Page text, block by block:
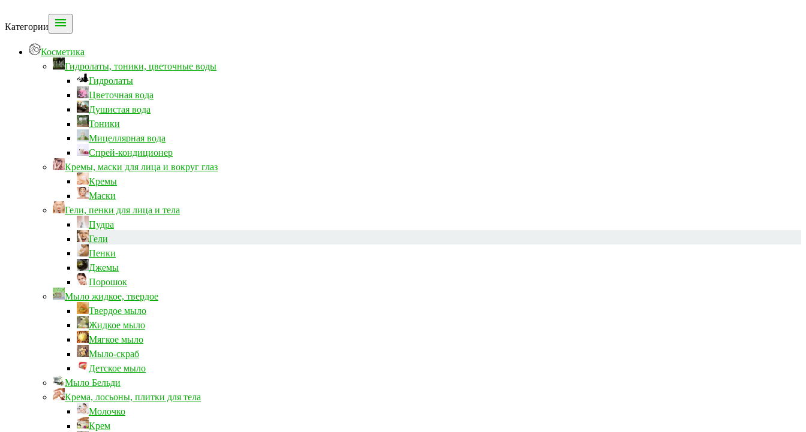
Категории 
Косметика
Гидролаты, тоники, цветочные воды
Гидролаты
Цветочная вода
Душистая вода
Тоники
Мицеллярная вода
Спрей-кондиционер
Кремы, маски для лица и вокруг глаз
Кремы
Маски
Гели, пенки для лица и тела
Пудра
Гели
Пенки
Джемы
Порошок
Мыло жидкое, твердое
Твердое мыло
Жидкое мыло
Мягкое мыло
Мыло-скраб
Детское мыло
Мыло Бельди
Крема, лосьоны, плитки для тела
Молочко
Крем